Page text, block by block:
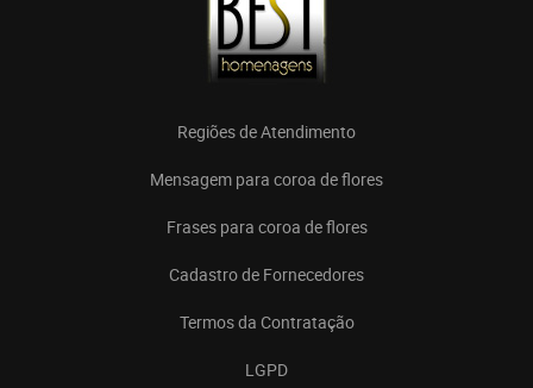
Regiões de Atendimento
Mensagem para coroa de flores
Frases para coroa de flores
Cadastro de Fornecedores
Termos da Contratação
LGPD